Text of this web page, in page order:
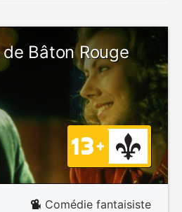
Bâton Rouge
Comédie fantaisiste